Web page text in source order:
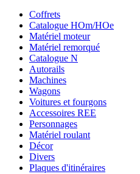
Coffrets
Catalogue HOm/HOe
Matériel moteur
Matériel remorqué
Catalogue N
Autorails
Machines
Wagons
Voitures et fourgons
Accessoires REE
Personnages
Matériel roulant
Décor
Divers
Plaques d'itinéraires